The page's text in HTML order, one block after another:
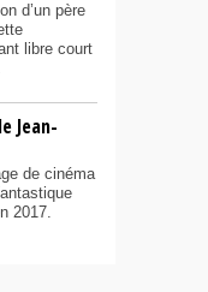
d’un père
libre court
Jean-
de cinéma
2017.